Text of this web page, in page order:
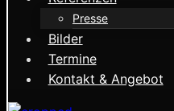
Presse
Bilder
Termine
Kontakt & Angebot